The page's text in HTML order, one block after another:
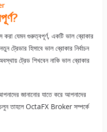
যেমন গুরুত্বপূর্ণ, একটি ভাল ব্রোকার
ট্রেডার হিসাবে ভাল ব্রোকার নির্বাচন
ট্রেড শিখবেন নাকি ভাল ব্রোকার
জানানোর যাতে করে আপনাদের
চলুন তাহলে OctaFX Broker সম্পর্কে